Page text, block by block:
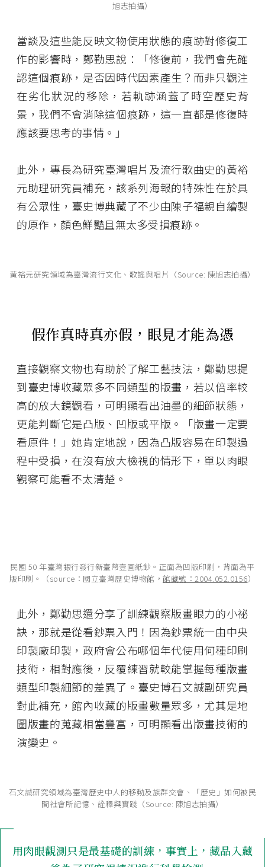
旭志拍攝）
當談及這些能反映文物使用狀態的痕跡對修復工
作的影響時，鄭勤思說：「修復前，我們會先確
認這個痕跡，是否因時代因素產生？而非只觀注
在劣化狀況的移除，若軌跡涵蓋了時空歷史背
景，我們不會消除這個痕跡，這一直都是修復時
應該要思考的事情。」
此外，專長為研究臺灣唱片及流行歌曲史的黃裕
元助理研究員補充，該系列海報的特殊性在於具
有公眾性，臺史博典藏了不少由陳子福親自繪製
的原作，顏色鮮豔且無太多受損痕跡。
黃裕元研究領域為臺灣流行文化、歌謠與唱片（Source: 陳旭志拍攝）
假作真時真亦假，眼見才能為憑
直接觀察文物也有助於了解工藝技法，鄭勤思提
到臺史博收藏眾多不同類型的版畫，若以倍率較
高的放大鏡觀看，可明顯看出油墨的細節狀態，
更能判斷它是凸版、凹版或平版。「版畫一定要
看原件！」她肯定地說，因為凸版容易在印製過
程中受損，在沒有放大檢視的情形下，單以肉眼
觀察可能看不太清楚。
民國 50 年臺灣銀行發行新臺幣壹圓紙鈔。正面為凹版印刷，背面為平
版印刷。（source：國立臺灣歷史博物館， 館藏號：2004.052.0156）
此外，鄭勤思還分享了訓練觀察版畫眼力的小祕
訣，那就是從看鈔票入門！因為鈔票統一由中央
印製廠印製，政府會公布哪個年代使用何種印刷
技術，相對應後，反覆練習就較能掌握每種版畫
類型印製細節的差異了。臺史博石文誠副研究員
對此補充，館內收藏的版畫數量眾多，尤其是地
圖版畫的蒐藏相當豐富，可明顯看出版畫技術的
演變史。
石文誠研究領域為臺灣歷史中人的移動及族群交會、「歷史」如何被民
間社會所記憶、詮釋與實踐（Source: 陳旭志拍攝）
用肉眼觀測只是最基礎的訓練，事實上，藏品入藏